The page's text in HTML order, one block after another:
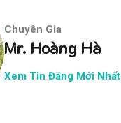
Chuyên Gia
Mr. Hoàng Hà
Xem Tin Đăng Mới Nhất